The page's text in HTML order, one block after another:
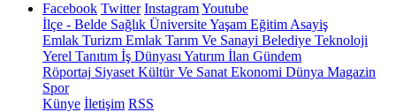
Facebook Twitter InstagramYoutube
İlçe - Belde Sağlık ÜniversiteYaşam Eğitim Asayiş
Emlak Turizm Emlak Tarım Ve Sanayi Belediye Teknoloji
Yerel Tanıtım İş Dünyası Yatırım İlan Gündem
Röportaj Siyaset Kültür Ve Sanat Ekonomi Dünya Magazin
Spor
Künye İletişim RSS